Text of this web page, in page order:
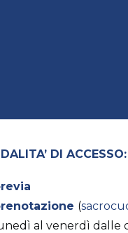
DI ACCESSO:
(
al venerdì dalle